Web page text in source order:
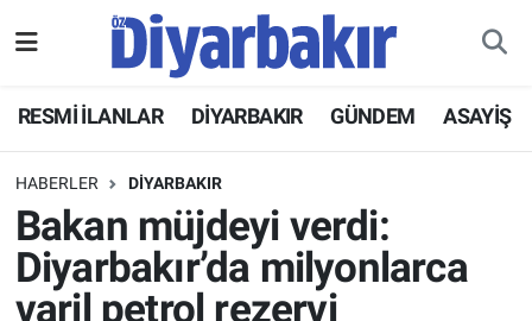
RESMİ İLANLAR DİYARBAKIR GÜNDEM ASAYİŞ
HABERLER DİYARBAKIR
Bakan müjdeyi verdi:
Diyarbakır’da milyonlarca
varil petrol rezervi
ASAYİŞ
DİYARBAKIR
EKONOMİ
Hava Durumu
Namaz Vakitleri
Trafik Durumu